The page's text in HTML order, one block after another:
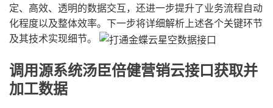
定、高效、透明的数据交互，还进一步提升了业务流程自动
化程度以及整体效率。下一步将详细解析上述各个关键环节
及其技术实现细节。
调用源系统汤臣倍健营销云接口获取并
加工数据